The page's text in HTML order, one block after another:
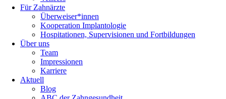
Für Zahnärzte
Überweiser*innen
Kooperation Implantologie
Hospitationen, Supervisionen und Fortbildungen
Über uns
Team
Impressionen
Karriere
Aktuell
Blog